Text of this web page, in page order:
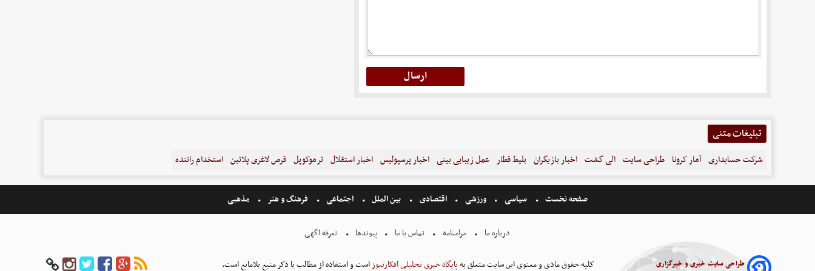
تبلیغات متنی
شرکت حسابداری آمار کرونا طراحی سایت الی گشت اخبار بازیگران بلیط قطار عمل زیبایی بینی اخبار پرسپولیس اخبار استقلال ترموکوپل قرص لاغری پلاتین استخدام راننده
صفحه نخست سیاسی ورزشی اقتصادی بین الملل اجتماعی فرهنگ و هنر مذهبی
درباره ما مرامنامه تماس با ما پیوندها تعرفه اگهی
طراحی سایت خبری و خبرگزاری
کلیه حقوق مادی و معنوی این سایت متعلق بهپایگاه خبری تحلیلی افکارنیوزاست و استفاده از مطالب با ذکر منبع بلامانع است.